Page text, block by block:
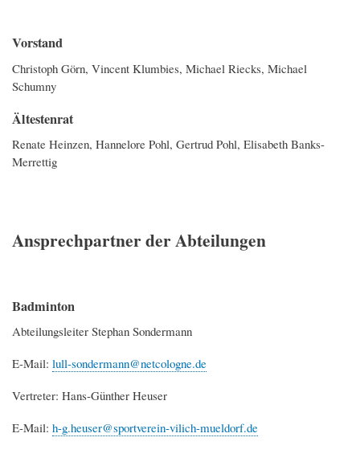
Vorstand
Christoph Görn, Vincent Klumbies, Michael Riecks, Michael
Schumny
Ältestenrat
Renate Heinzen, Hannelore Pohl, Gertrud Pohl, Elisabeth Banks-
Merrettig
Ansprechpartner der Abteilungen
Badminton
Abteilungsleiter Stephan Sondermann
E-Mail: lull-sondermann@netcologne.de
Vertreter: Hans-Günther Heuser
E-Mail: h-g.heuser@sportverein-vilich-mueldorf.de